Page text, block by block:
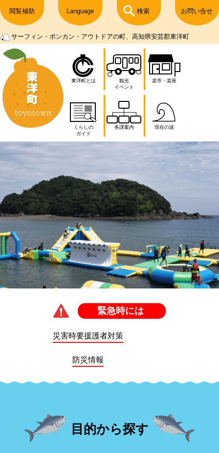
閲覧補助 Language 検索 お問い合せ
サーフィン・ポンカン・アウトドアの町、高知県安芸郡東洋町
東洋町とは
観光
イベント
楽市・楽座
くらしの
ガイド
各課案内 現在の波
緊急時には
災害時要援護者対策
防災情報
目的から探す